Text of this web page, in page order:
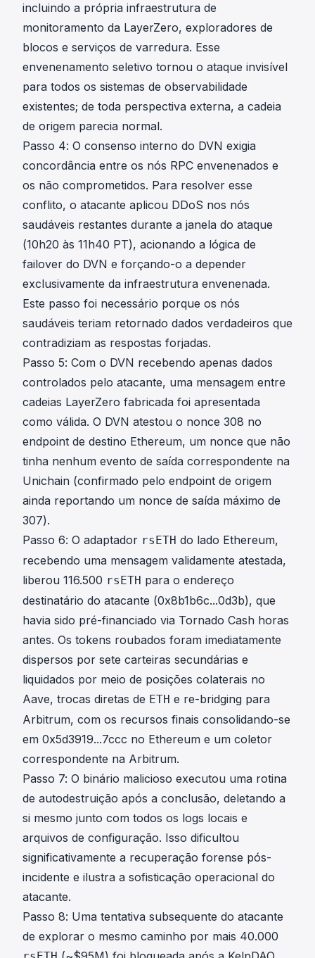
incluindo a própria infraestrutura de
monitoramento da LayerZero, exploradores de
blocos e serviços de varredura. Esse
envenenamento seletivo tornou o ataque invisível
para todos os sistemas de observabilidade
existentes; de toda perspectiva externa, a cadeia
de origem parecia normal.
Passo 4: O consenso interno do DVN exigia
concordância entre os nós RPC envenenados e
os não comprometidos. Para resolver esse
conflito, o atacante aplicou DDoS nos nós
saudáveis restantes durante a janela do ataque
(10h20 às 11h40 PT), acionando a lógica de
failover do DVN e forçando-o a depender
exclusivamente da infraestrutura envenenada.
Este passo foi necessário porque os nós
saudáveis teriam retornado dados verdadeiros que
contradiziam as respostas forjadas.
Passo 5: Com o DVN recebendo apenas dados
controlados pelo atacante, uma mensagem entre
cadeias LayerZero fabricada foi apresentada
como válida. O DVN atestou o nonce 308 no
endpoint de destino Ethereum, um nonce que não
tinha nenhum evento de saída correspondente na
Unichain (confirmado pelo endpoint de origem
ainda reportando um nonce de saída máximo de
307).
Passo 6: O adaptador rsETH do lado Ethereum,
recebendo uma mensagem validamente atestada,
liberou 116.500 rsETH para o endereço
destinatário do atacante (0x8b1b6c...0d3b), que
havia sido pré-financiado via Tornado Cash horas
antes. Os tokens roubados foram imediatamente
dispersos por sete carteiras secundárias e
liquidados por meio de posições colaterais no
Aave, trocas diretas de ETH e re-bridging para
Arbitrum, com os recursos finais consolidando-se
em 0x5d3919...7ccc no Ethereum e um coletor
correspondente na Arbitrum.
Passo 7: O binário malicioso executou uma rotina
de autodestruição após a conclusão, deletando a
si mesmo junto com todos os logs locais e
arquivos de configuração. Isso dificultou
significativamente a recuperação forense pós-
incidente e ilustra a sofisticação operacional do
atacante.
Passo 8: Uma tentativa subsequente do atacante
de explorar o mesmo caminho por mais 40.000